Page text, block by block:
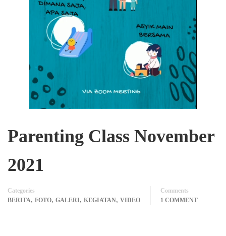
Parenting Class November
2021
Categories
BERITA, FOTO, GALERI, KEGIATAN, VIDEO
Comments
1 COMMENT